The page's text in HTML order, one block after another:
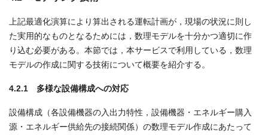
上記最適化演算により算出される運転計画が，現場の状況に則し
た実用的なものとなるためには，数理モデルを十分かつ適切に作
り込む必要がある。本節では，本サービスで利用している，数理
モデルの作成に関する技術について概要を紹介する。
4.2.1 多様な設備構成への対応
設備構成（各設備機器の入出力特性，設備機器・エネルギー購入
源・エネルギー供給先の接続関係）の数理モデル作成にあたって